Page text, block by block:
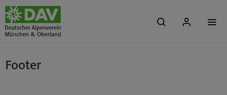
Footer